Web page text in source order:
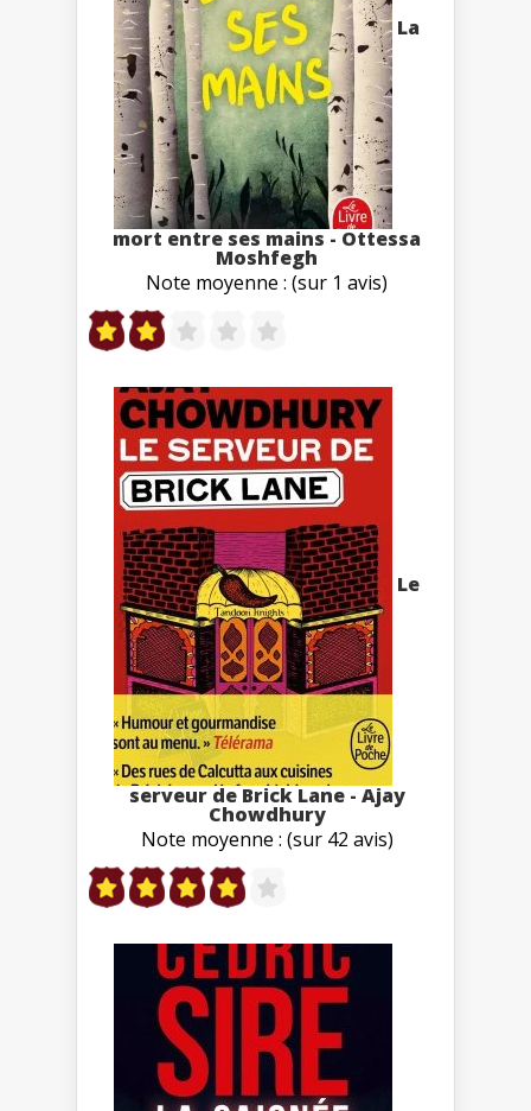
La
mort entre ses mains - Ottessa
Moshfegh
Note moyenne : (sur 1 avis)
Le
serveur de Brick Lane - Ajay
Chowdhury
Note moyenne : (sur 42 avis)